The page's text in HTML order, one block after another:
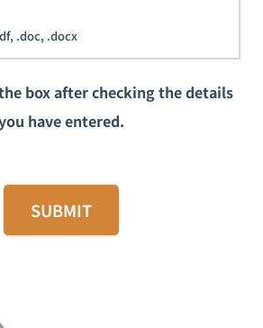
.doc, .docx
box after checking the details
have entered.